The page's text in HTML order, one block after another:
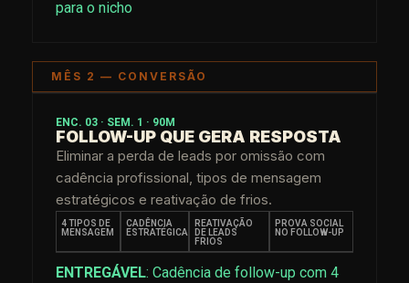
para o nicho
MÊS 2 — CONVERSÃO
ENC. 03 · SEM. 1 · 90M
FOLLOW-UP QUE GERA RESPOSTA
Eliminar a perda de leads por omissão com
cadência profissional, tipos de mensagem
estratégicos e reativação de frios.
4 TIPOS DE
MENSAGEM
CADÊNCIA
ESTRATÉGICA
REATIVAÇÃO
DE LEADS
FRIOS
PROVA SOCIAL
NO FOLLOW-UP
ENTREGÁVEL: Cadência de follow-up com 4